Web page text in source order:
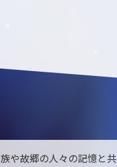
や故郷の人々の記憶と共